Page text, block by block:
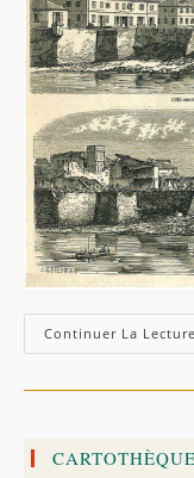
Continuer La Lecture
CARTOTHÈQUE